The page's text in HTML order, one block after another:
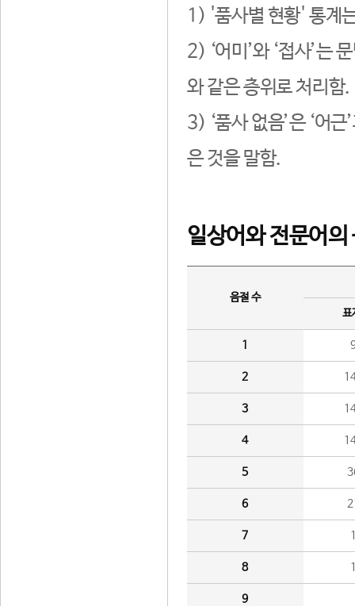
1) '품사별 현황' 통계
2) ‘어미’와 ‘접사’는
와 같은 층위로 처리함.
3) ‘품사 없음’은 ‘어
은 것을 말함.
일상어와 전문어의
음절 수
표
1
2
3
4
5
6
7
8
9